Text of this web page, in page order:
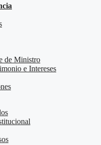
de Ministro
e Intereses